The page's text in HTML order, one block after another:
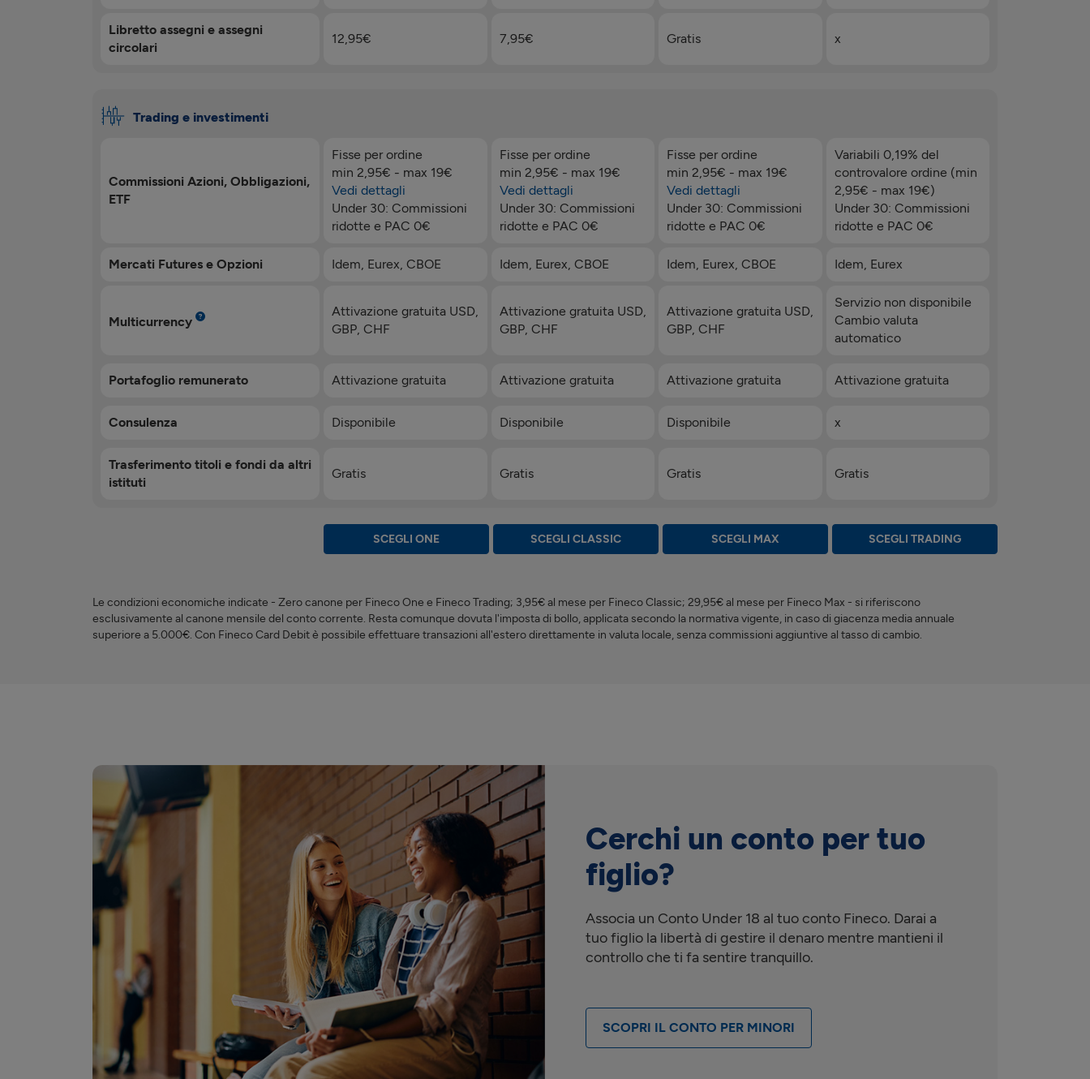
Libretto assegni e assegni
circolari
12,95€ 7,95€ Gratis x
Trading e investimenti
Commissioni Azioni, Obbligazioni,
ETF
Fisse per ordine
min 2,95€ - max 19€
Vedi dettagli
Under 30: Commissioni
ridotte e PAC 0€
Fisse per ordine
min 2,95€ - max 19€
Vedi dettagli
Under 30: Commissioni
ridotte e PAC 0€
Fisse per ordine
min 2,95€ - max 19€
Vedi dettagli
Under 30: Commissioni
ridotte e PAC 0€
Variabili 0,19% del
controvalore ordine (min
2,95€ - max 19€)
Under 30: Commissioni
ridotte e PAC 0€
Mercati Futures e Opzioni Idem, Eurex, CBOE Idem, Eurex, CBOE Idem, Eurex, CBOE Idem, Eurex
Multicurrency
Attivazione gratuita USD,
GBP, CHF
Attivazione gratuita USD,
GBP, CHF
Attivazione gratuita USD,
GBP, CHF
Servizio non disponibile
Cambio valuta
automatico
Portafoglio remunerato Attivazione gratuita Attivazione gratuita Attivazione gratuita Attivazione gratuita
Consulenza Disponibile Disponibile Disponibile x
Trasferimento titoli e fondi da altri
istituti
Gratis Gratis Gratis Gratis
SCEGLI ONE SCEGLI CLASSIC SCEGLI MAX SCEGLI TRADING
Le condizioni economiche indicate - Zero canone per Fineco One e Fineco Trading; 3,95€ al mese per Fineco Classic; 29,95€ al mese per Fineco Max - si riferiscono
esclusivamente al canone mensile del conto corrente. Resta comunque dovuta l'imposta di bollo, applicata secondo la normativa vigente, in caso di giacenza media annuale
superiore a 5.000€. Con Fineco Card Debit è possibile effettuare transazioni all'estero direttamente in valuta locale, senza commissioni aggiuntive al tasso di cambio.
Cerchi un conto per tuo
figlio?
Associa un Conto Under 18 al tuo conto Fineco. Darai a
tuo figlio la libertà di gestire il denaro mentre mantieni il
controllo che ti fa sentire tranquillo.
SCOPRI IL CONTO PER MINORI